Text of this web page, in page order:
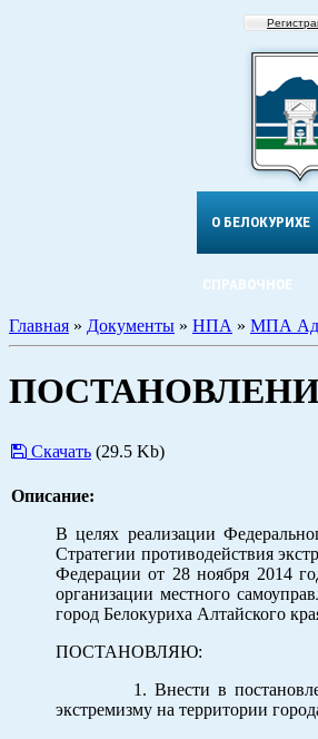
О БЕЛОКУРИХЕ
СПРАВОЧНОЕ
Главная » Документы » НПА » МПА
ПОСТАНОВЛЕНИЕ
Скачать (29.5 Kb)
Описание:
В целях реализации
Стратегии противодействия
Федерации от 28 ноября 2014
организации местного
город Белокуриха Алтайского
ПОСТАНОВЛЯЮ:
1. Внести в постановление
экстремизму на территории